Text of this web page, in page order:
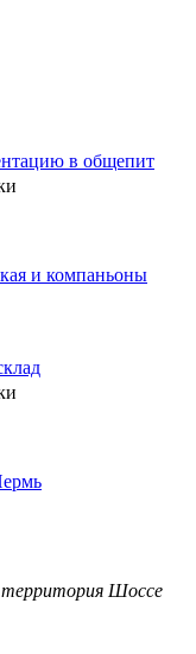
в общепит
и компаньоны
территория Шоссе